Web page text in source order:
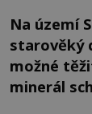
Na území
starověký
možné
minerál